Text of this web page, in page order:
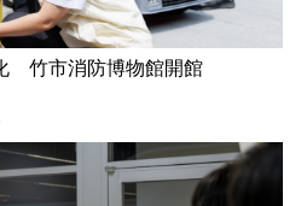
竹市消防博物館開館